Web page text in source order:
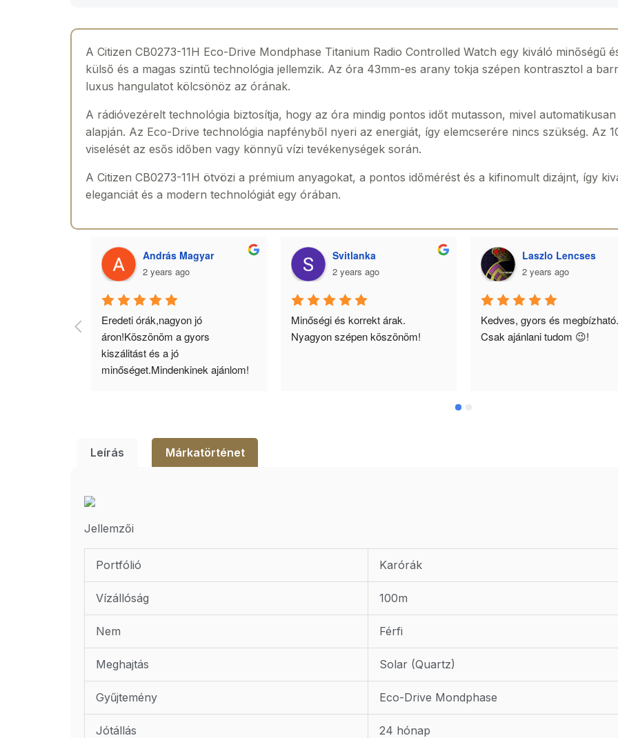
A Citizen CB0273-11H Eco-Drive Mondphase Titanium Radio Controlled Watch egy kiváló minőségű
külső és a magas szintű technológia jellemzik. Az óra 43mm-es arany tokja szépen kontrasztol a
luxus hangulatot kölcsönöz az órának.
A rádióvezérelt technológia biztosítja, hogy az óra mindig pontos időt mutasson, mivel
alapján. Az Eco-Drive technológia napfényből nyeri az energiát, így elemcserére nincs szükség. Az
viselését az esős időben vagy könnyű vízi tevékenységek során.
A Citizen CB0273-11H ötvözi a prémium anyagokat, a pontos időmérést és a kifinomult dizájnt, így
eleganciát és a modern technológiát egy órában.
András Magyar
2 years ago
Eredeti órák,nagyon jó
áron!Köszönöm a gyors
kiszálitást és a jó
minőséget.Mindenkinek ajánlom!
Svitlanka
2 years ago
Minőségi és korrekt árak.
Nyagyon szépen köszönöm!
Laszlo Lencses
2 years ago
Kedves, gyors és megbízható.
Csak ajánlani tudom 😉!
Leírás Márkatörténet
Jellemzői
Portfólió Karórák
Vízállóság 100m
Nem Férfi
Meghajtás Solar (Quartz)
Gyűjtemény Eco-Drive Mondphase
Jótállás 24 hónap